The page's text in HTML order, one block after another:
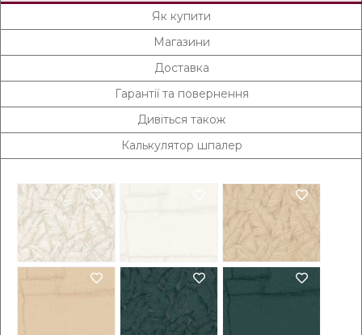
Як купити
Магазини
Доставка
Гарантії та повернення
Дивіться також
Калькулятор шпалер